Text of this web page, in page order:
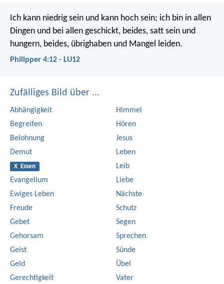
Ich kann niedrig sein und kann hoch sein; ich bin in allen
Dingen und bei allen geschickt, beides, satt sein und
hungern, beides, übrighaben und Mangel leiden.
Philipper 4:12 - LU12
Zufälliges Bild über ...
Abhängigkeit
Begreifen
Belohnung
Demut
X Essen
Evangelium
Ewiges Leben
Freude
Gebet
Gehorsam
Geist
Geld
Gerechtigkeit
Himmel
Hören
Jesus
Leben
Leib
Liebe
Nächste
Schutz
Segen
Sprechen
Sünde
Übel
Vater